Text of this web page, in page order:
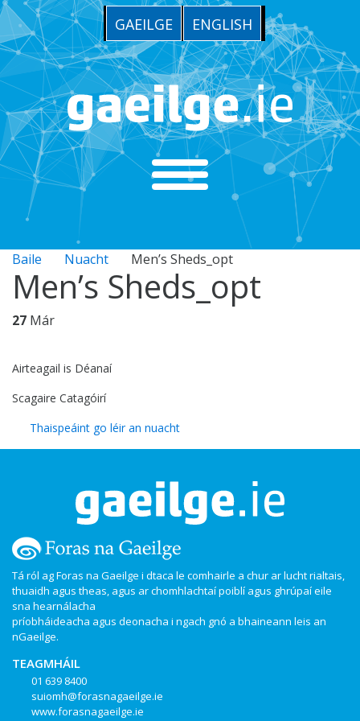
GAEILGE ENGLISH
Baile Nuacht Men’s Sheds_opt
Men’s Sheds_opt
27 Már
Airteagail is Déanaí
Scagaire Catagóirí
Thaispeáint go léir an nuacht
Tá ról ag Foras na Gaeilge i dtaca le comhairle a chur ar lucht rialtais,
thuaidh agus theas, agus ar chomhlachtaí poiblí agus ghrúpaí eile
sna hearnálacha
príobháideacha agus deonacha i ngach gnó a bhaineann leis an
nGaeilge.
TEAGMHÁIL
01 639 8400
suiomh@forasnagaeilge.ie
www.forasnagaeilge.ie